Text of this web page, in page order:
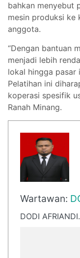
bahkan menyebut
mesin produksi ke
anggota.
“Dengan bantuan
menjadi lebih
lokal hingga pasar
Pelatihan ini
koperasi spesifik
Ranah Minang.
Wartawan:
DODI